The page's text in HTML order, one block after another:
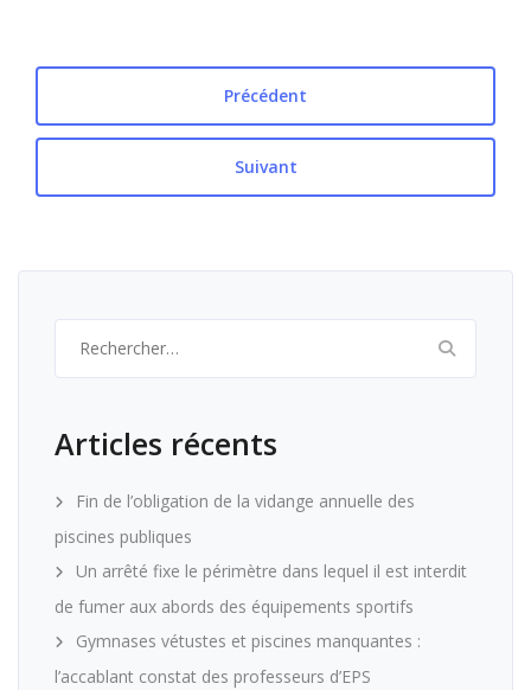
Précédent
Suivant
Articles récents
Fin de l’obligation de la vidange annuelle des
piscines publiques
Un arrêté fixe le périmètre dans lequel il est interdit
de fumer aux abords des équipements sportifs
Gymnases vétustes et piscines manquantes :
l’accablant constat des professeurs d’EPS